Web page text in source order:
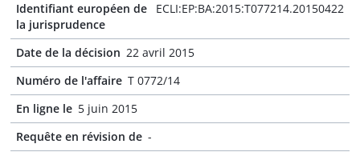
Identifiant européen de
la jurisprudence
ECLI:EP:BA:2015:T077214.20150422
Date de la décision 22 avril 2015
Numéro de l'affaire T 0772/14
En ligne le 5 juin 2015
Requête en révision de -